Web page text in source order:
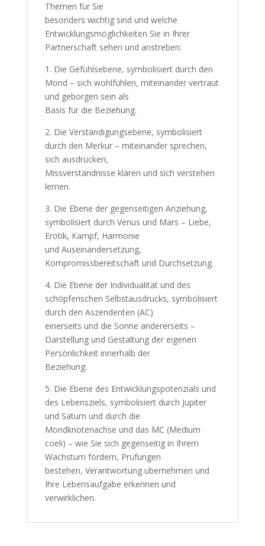
Themen für Sie
besonders wichtig sind und welche
Entwicklungsmöglichkeiten Sie in Ihrer
Partnerschaft sehen und anstreben:
1. Die Gefühlsebene, symbolisiert durch den
Mond – sich wohlfühlen, miteinander vertraut
und geborgen sein als
Basis für die Beziehung.
2. Die Verständigungsebene, symbolisiert
durch den Merkur – miteinander sprechen,
sich ausdrücken,
Missverständnisse klären und sich verstehen
lernen.
3. Die Ebene der gegenseitigen Anziehung,
symbolisiert durch Venus und Mars – Liebe,
Erotik, Kampf, Harmonie
und Auseinandersetzung,
Kompromissbereitschaft und Durchsetzung.
4. Die Ebene der Individualität und des
schöpferischen Selbstausdrucks, symbolisiert
durch den Aszendenten (AC)
einerseits und die Sonne andererseits –
Darstellung und Gestaltung der eigenen
Persönlichkeit innerhalb der
Beziehung.
5. Die Ebene des Entwicklungspotenzials und
des Lebensziels, symbolisiert durch Jupiter
und Saturn und durch die
Mondknotenachse und das MC (Medium
coeli) – wie Sie sich gegenseitig in Ihrem
Wachstum fördern, Prüfungen
bestehen, Verantwortung übernehmen und
Ihre Lebensaufgabe erkennen und
verwirklichen.